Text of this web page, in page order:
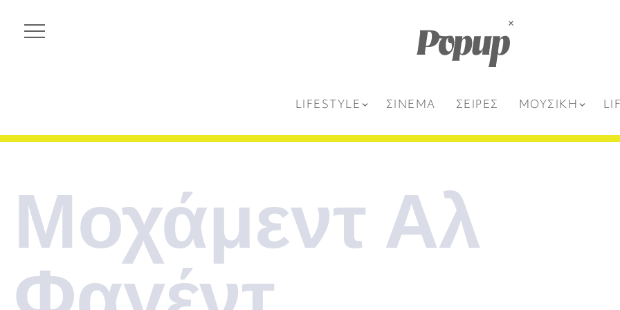
LIFESTYLE ΣΙΝΕΜΑ ΣΕΙΡΕΣ ΜΟΥΣΙΚΗ
Μοχάμεντ Αλ